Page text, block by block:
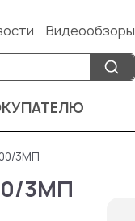
Видеообзоры
3МП
3МП